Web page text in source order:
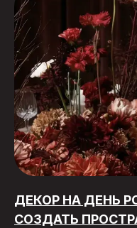
ДЕКОР НА ДЕНЬ
СОЗДАТЬ